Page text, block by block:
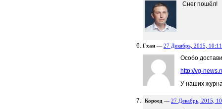
Снег пошёл!
Гхан — 27 Декабрь, 2015, 10:11
Особо
http://vg-
У наших
Короед — 27 Декабрь, 2015,